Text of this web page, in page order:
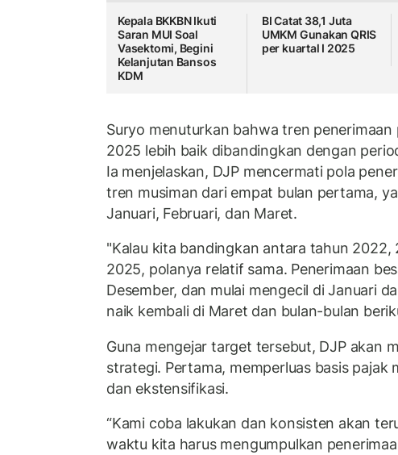
Kepala BKKBN Ikuti
Saran MUI Soal
Vasektomi, Begini
Kelanjutan Bansos
KDM
BI Catat 38,1 Juta
UMKM Gunakan QRIS
per kuartal I 2025
Suryo menuturkan bahwa tren penerimaan
2025 lebih baik dibandingkan dengan
Ia menjelaskan, DJP mencermati pola
tren musiman dari empat bulan pertama,
Januari, Februari, dan Maret.
"Kalau kita bandingkan antara tahun 2022,
2025, polanya relatif sama. Penerimaan
Desember, dan mulai mengecil di Januari
naik kembali di Maret dan bulan-bulan
Guna mengejar target tersebut, DJP akan
strategi. Pertama, memperluas basis pajak
dan ekstensifikasi.
“Kami coba lakukan dan konsisten akan
waktu kita harus mengumpulkan